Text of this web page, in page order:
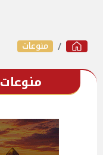
منوعات
منوعات